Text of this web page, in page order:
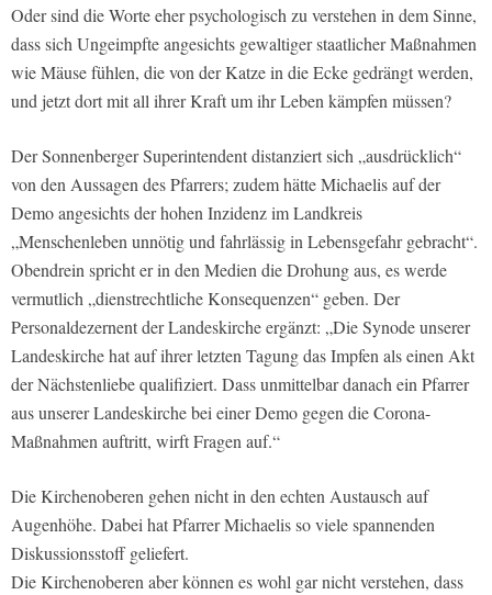
Oder sind die Worte eher psychologisch zu verstehen in dem Sinne,
dass sich Ungeimpfte angesichts gewaltiger staatlicher Maßnahmen
wie Mäuse fühlen, die von der Katze in die Ecke gedrängt werden,
und jetzt dort mit all ihrer Kraft um ihr Leben kämpfen müssen?
Der Sonnenberger Superintendent distanziert sich „ausdrücklich“
von den Aussagen des Pfarrers; zudem hätte Michaelis auf der
Demo angesichts der hohen Inzidenz im Landkreis
„Menschenleben unnötig und fahrlässig in Lebensgefahr gebracht“.
Obendrein spricht er in den Medien die Drohung aus, es werde
vermutlich „dienstrechtliche Konsequenzen“ geben. Der
Personaldezernent der Landeskirche ergänzt: „Die Synode unserer
Landeskirche hat auf ihrer letzten Tagung das Impfen als einen Akt
der Nächstenliebe qualifiziert. Dass unmittelbar danach ein Pfarrer
aus unserer Landeskirche bei einer Demo gegen die Corona-
Maßnahmen auftritt, wirft Fragen auf.“
Die Kirchenoberen gehen nicht in den echten Austausch auf
Augenhöhe. Dabei hat Pfarrer Michaelis so viele spannenden
Diskussionsstoff geliefert.
Die Kirchenoberen aber können es wohl gar nicht verstehen, dass